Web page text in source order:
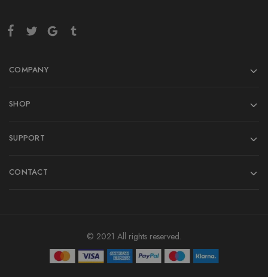
COMPANY
SHOP
SUPPORT
CONTACT
© 2021 All rights reserved.